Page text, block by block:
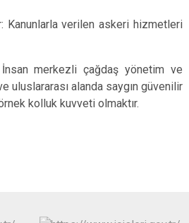
verilen askeri hizmetleri
merkezli çağdaş yönetim ve
uluslararası alanda saygın güvenilir
kolluk kuvveti olmaktır.